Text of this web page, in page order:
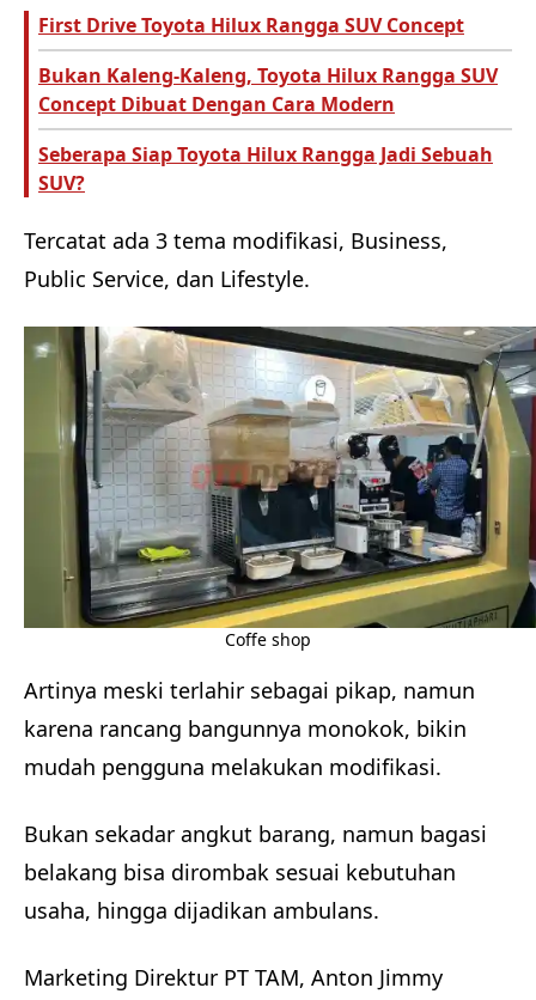
First Drive Toyota Hilux Rangga SUV Concept
Bukan Kaleng-Kaleng, Toyota Hilux Rangga SUV
Concept Dibuat Dengan Cara Modern
Seberapa Siap Toyota Hilux Rangga Jadi Sebuah
SUV?
Tercatat ada 3 tema modifikasi, Business,
Public Service, dan Lifestyle.
Coffe shop
Artinya meski terlahir sebagai pikap, namun
karena rancang bangunnya monokok, bikin
mudah pengguna melakukan modifikasi.
Bukan sekadar angkut barang, namun bagasi
belakang bisa dirombak sesuai kebutuhan
usaha, hingga dijadikan ambulans.
Marketing Direktur PT TAM, Anton Jimmy